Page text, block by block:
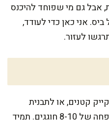
אבל גם מי שפוחד להיכנס
אני כאן כדי לעודד,
לעזור.
קטנים, או לתבנית
בגודל 22 ס"מ – מושלם למשפחה של 8-10 חוגגים. תמיד